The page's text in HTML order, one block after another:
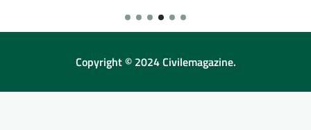
Copyright © 2024 Civilemagazine.